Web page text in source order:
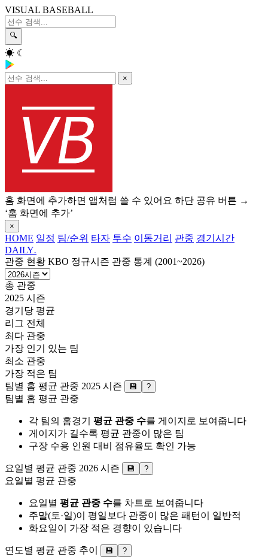
VISUAL BASEBALL
🔍
☀ ☾
×
홈 화면에 추가하면 앱처럼 쓸 수 있어요 하단 공유 버튼 →
‘홈 화면에 추가’
×
HOME 일정 팀/순위 타자 투수 이동거리 관중 경기시간
DAILY.
관중 현황 KBO 정규시즌 관중 통계 (2001~2026)
총 관중
2025 시즌
경기당 평균
리그 전체
최다 관중
가장 인기 있는 팀
최소 관중
가장 적은 팀
팀별 홈 평균 관중 2025 시즌 💾 ?
팀별 홈 평균 관중
각 팀의 홈경기 평균 관중 수를 게이지로 보여줍니다
게이지가 길수록 평균 관중이 많은 팀
구장 수용 인원 대비 점유율도 확인 가능
요일별 평균 관중 2026 시즌 💾 ?
요일별 평균 관중
요일별 평균 관중 수를 차트로 보여줍니다
주말(토·일)이 평일보다 관중이 많은 패턴이 일반적
화요일이 가장 적은 경향이 있습니다
연도별 평균 관중 추이 💾 ?